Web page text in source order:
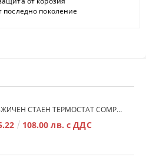
последно поколение
БЕЗЖИЧЕН СТАЕН ТЕРМОСТАТ COMPUTHERM Q7RF
108.00 лв. с ДДС